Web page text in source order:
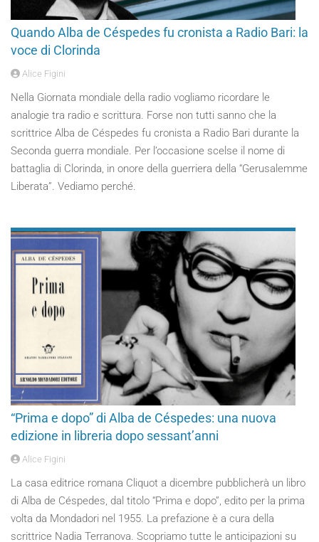
Quando Alba de Céspedes fu cronista a Radio Bari: la
voce di Clorinda
Alice Figini
Nella Giornata mondiale della radio vogliamo ricordare le
analogie tra radio e scrittura. Forse non tutti sanno che la
scrittrice Alba de Céspedes fu cronista a Radio Bari durante la
Seconda guerra mondiale. Per l’occasione scelse il nome di
battaglia di Clorinda, in onore della guerriera della “Gerusalemme
Liberata”. Vediamo perché.
“Prima e dopo” di Alba de Céspedes: una nuova
edizione in libreria dopo sessant’anni
Alice Figini
La casa editrice romana Cliquot a dicembre pubblicherà un libro
di Alba de Céspedes, dal titolo “Prima e dopo”, edito per la prima
volta da Mondadori nel 1955. La prefazione è a cura della
scrittrice Nadia Terranova. Scopriamo tutte le anticipazioni su